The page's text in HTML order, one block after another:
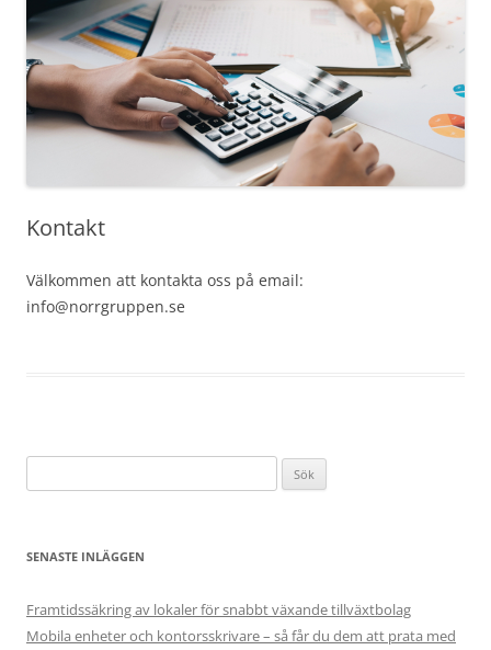
Kontakt
Välkommen att kontakta oss på email:
info@norrgruppen.se
efter:
SENASTE INLÄGGEN
Framtidssäkring av lokaler för snabbt växande tillväxtbolag
Mobila enheter och kontorsskrivare – så får du dem att prata med